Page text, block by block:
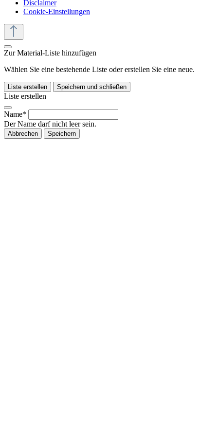
Disclaimer
Cookie-Einstellungen
Zur Material-Liste hinzufügen
Wählen Sie eine bestehende Liste oder erstellen Sie eine neue.
Liste erstellen Speichern und schließen
Liste erstellen
Name*
Der Name darf nicht leer sein.
Abbrechen Speichern